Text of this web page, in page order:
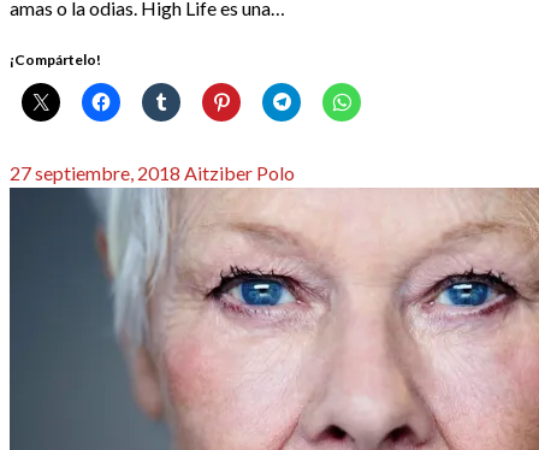
amas o la odias. High Life es una…
¡Compártelo!
Publicado
27 septiembre, 2018 Aitziber Polo